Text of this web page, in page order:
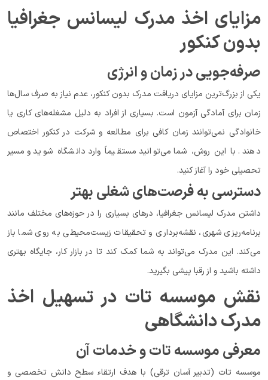
مزایای اخذ مدرک لیسانس جغرافیا
بدون کنکور
صرفه‌جویی در زمان و انرژی
یکی از بزرگ‌ترین مزایای دریافت مدرک بدون کنکور، عدم نیاز به صرف سال‌ها
زمان برای آمادگی آزمون است. بسیاری از افراد به دلیل مشغله‌های کاری یا
خانوادگی نمی‌توانند زمان کافی برای مطالعه و شرکت در کنکور اختصاص
دهند. با این روش، شما می‌توانید مستقیماً وارد دانشگاه شوید و مسیر
تحصیلی خود را آغاز کنید.
دسترسی به فرصت‌های شغلی بهتر
داشتن مدرک لیسانس جغرافیا، درهای بسیاری را در حوزه‌های مختلف مانند
برنامه‌ریزی شهری، نقشه‌برداری و تحقیقات زیست‌محیطی به روی شما باز
می‌کند. این مدرک می‌تواند به شما کمک کند تا در بازار کار، جایگاه بهتری
داشته باشید و از رقبا پیشی بگیرید.
نقش موسسه تات در تسهیل اخذ
مدرک دانشگاهی
معرفی موسسه تات و خدمات آن
موسسه تات (تدبیر آسان ترقی) با هدف ارتقاء سطح دانش تخصصی و